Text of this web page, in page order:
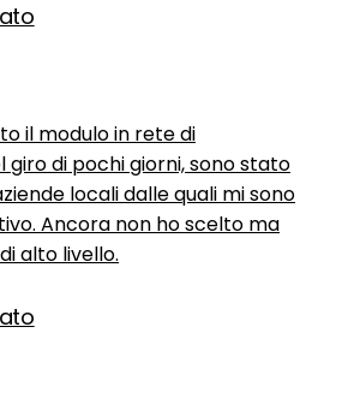
il modulo in rete di
giro di pochi giorni, sono stato
locali dalle quali mi sono
Ancora non ho scelto ma
alto livello.